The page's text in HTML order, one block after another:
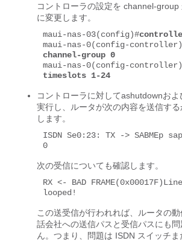
コントローラの設定を channel-
に変更します。
maui-nas-03(config)#
maui-nas-0(config-
channel-group 0
maui-nas-0(config-
timeslots 1-24
コントローラに対してashutdownお
実行し、ルータが次の内容を送信す
します。
ISDN Se0:23: TX -> SABMEp
0
次の受信についても確認します。
RX <- BAD
looped!
この送受信が行われれば、ルータの
話会社への送信パスと受信パスにも
ん。つまり、問題は ISDN スイッチま